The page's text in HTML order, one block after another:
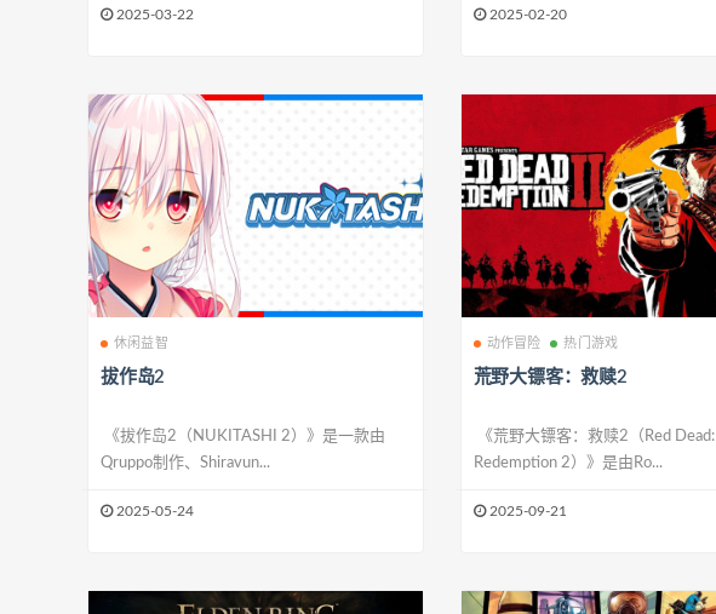
2025-03-22 2025-02-20
休闲益智
拔作岛2
《拔作岛2（NUKITASHI 2）》是一款由
Qruppo制作、Shiravun...
2025-05-24
动作冒险 热门游戏
荒野大镖客：救赎2
《荒野大镖客：救赎2（Red Dead:
Redemption 2）》是由Ro...
2025-09-21